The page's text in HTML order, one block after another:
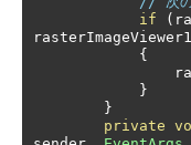
if
(
rasterImageViewer1
{
}
}
private